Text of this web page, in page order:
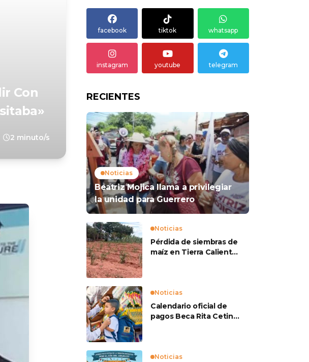
Con
2 minuto/s
facebook tiktok whatsapp
instagram youtube telegram
RECIENTES
Noticias
Beatriz Mojica llama a privilegiar
la unidad para Guerrero
Noticias
Pérdida de siembras de
maíz en Tierra Caliente
Noticias
Calendario oficial de
pagos Beca Rita Cetina
Noticias